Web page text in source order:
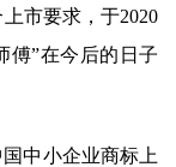
市要求，于2020
傅”在今后的日子
中小企业商标上